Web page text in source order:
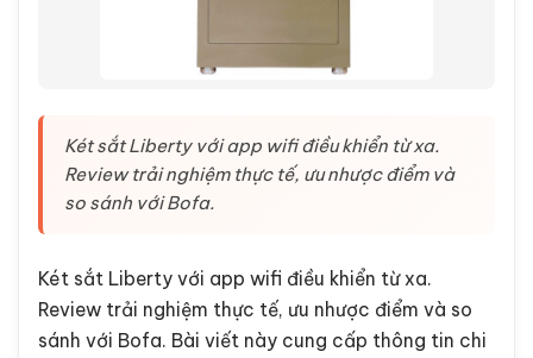
Két sắt Liberty với app wifi điều khiển từ xa.
Review trải nghiệm thực tế, ưu nhược điểm và
so sánh với Bofa.
Két sắt Liberty với app wifi điều khiển từ xa.
Review trải nghiệm thực tế, ưu nhược điểm và so
sánh với Bofa. Bài viết này cung cấp thông tin chi